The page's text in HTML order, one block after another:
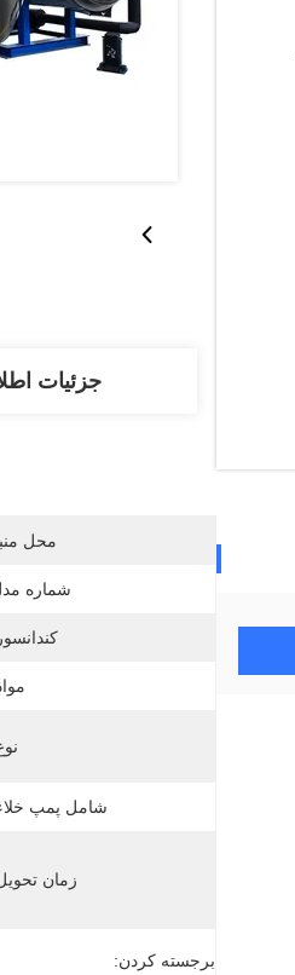
جزئیات
محل
شماره
شامل پمپ
زمان
برجسته کردن: